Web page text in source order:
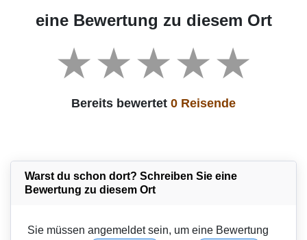
eine Bewertung zu diesem Ort
Bereits bewertet 0 Reisende
Warst du schon dort? Schreiben Sie eine
Bewertung zu diesem Ort
Sie müssen angemeldet sein, um eine Bewertung